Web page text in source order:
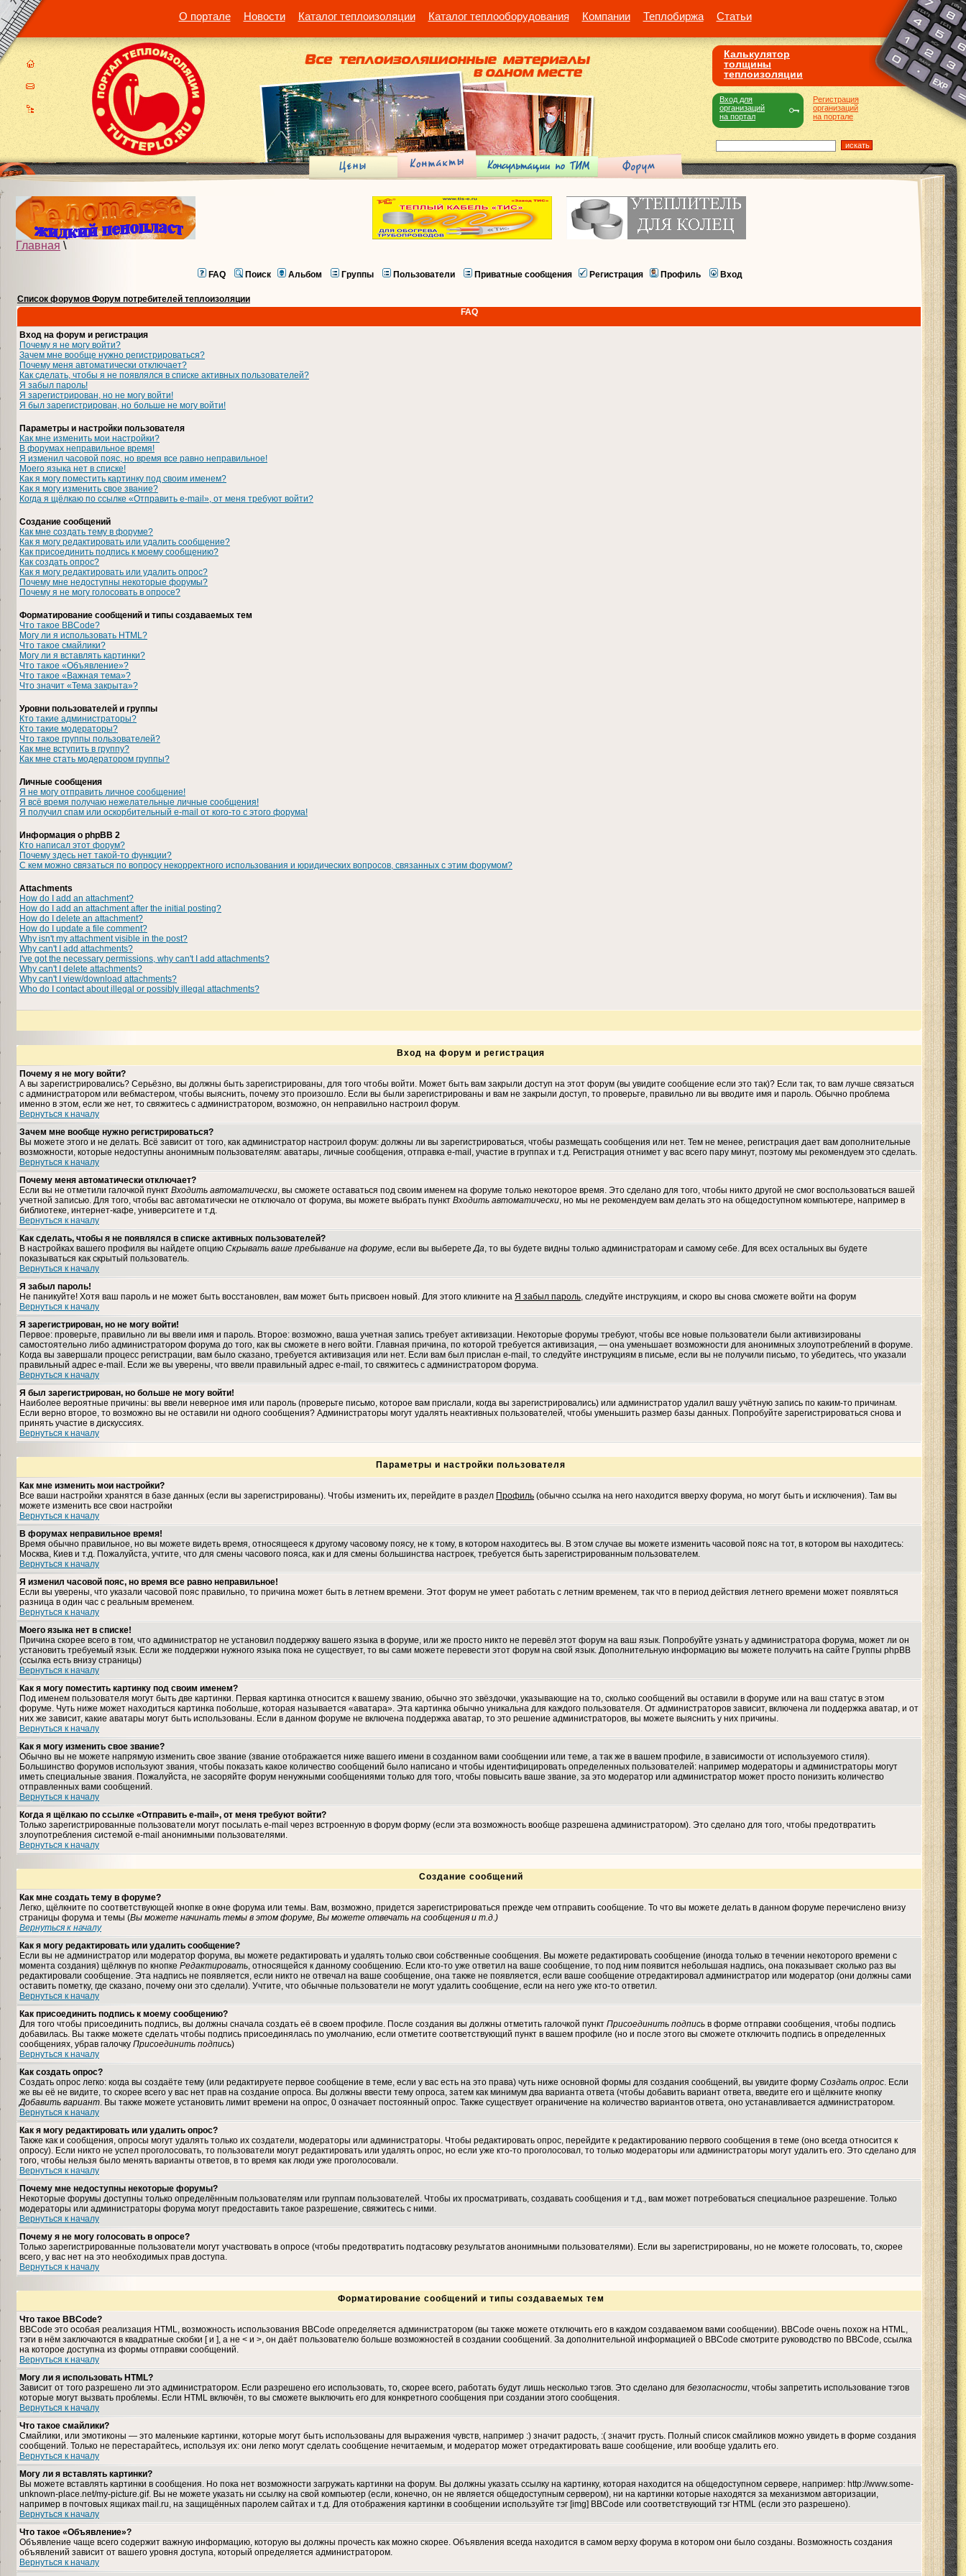
О портале Новости Каталог теплоизоляции Каталог теплооборудования Компании Теплобиржа Статьи
Калькулятор
толщины
теплоизоляции
Регистрация
организаций
на портале
Вход для
организаций
на портал
Главная \
FAQ Поиск Альбом Группы Пользователи Приватные сообщения Регистрация Профиль Вход
Список форумов Форум потребителей теплоизоляции
FAQ
Вход на форум и регистрация
Почему я не могу войти?
Зачем мне вообще нужно регистрироваться?
Почему меня автоматически отключает?
Как сделать, чтобы я не появлялся в списке активных пользователей?
Я забыл пароль!
Я зарегистрирован, но не могу войти!
Я был зарегистрирован, но больше не могу войти!
Параметры и настройки пользователя
Как мне изменить мои настройки?
В форумах неправильное время!
Я изменил часовой пояс, но время все равно неправильное!
Моего языка нет в списке!
Как я могу поместить картинку под своим именем?
Как я могу изменить свое звание?
Когда я щёлкаю по ссылке «Отправить e-mail», от меня требуют войти?
Создание сообщений
Как мне создать тему в форуме?
Как я могу редактировать или удалить сообщение?
Как присоединить подпись к моему сообщению?
Как создать опрос?
Как я могу редактировать или удалить опрос?
Почему мне недоступны некоторые форумы?
Почему я не могу голосовать в опросе?
Форматирование сообщений и типы создаваемых тем
Что такое BBCode?
Могу ли я использовать HTML?
Что такое смайлики?
Могу ли я вставлять картинки?
Что такое «Объявление»?
Что такое «Важная тема»?
Что значит «Тема закрыта»?
Уровни пользователей и группы
Кто такие администраторы?
Кто такие модераторы?
Что такое группы пользователей?
Как мне вступить в группу?
Как мне стать модератором группы?
Личные сообщения
Я не могу отправить личное сообщение!
Я всё время получаю нежелательные личные сообщения!
Я получил спам или оскорбительный e-mail от кого-то с этого форума!
Информация о phpBB 2
Кто написал этот форум?
Почему здесь нет такой-то функции?
С кем можно связаться по вопросу некорректного использования и юридических вопросов, связанных с этим форумом?
Attachments
How do I add an attachment?
How do I add an attachment after the initial posting?
How do I delete an attachment?
How do I update a file comment?
Why isn't my attachment visible in the post?
Why can't I add attachments?
I've got the necessary permissions, why can't I add attachments?
Why can't I delete attachments?
Why can't I view/download attachments?
Who do I contact about illegal or possibly illegal attachments?
Вход на форум и регистрация
Почему я не могу войти?
А вы зарегистрировались? Серьёзно, вы должны быть зарегистрированы, для того чтобы войти. Может быть вам закрыли доступ на этот форум (вы увидите сообщение если это так)? Если так, то вам лучше связаться
с администратором или вебмастером, чтобы выяснить, почему это произошло. Если вы были зарегистрированы и вам не закрыли доступ, то проверьте, правильно ли вы вводите имя и пароль. Обычно проблема
именно в этом, если же нет, то свяжитесь с администратором, возможно, он неправильно настроил форум.
Вернуться к началу
Зачем мне вообще нужно регистрироваться?
Вы можете этого и не делать. Всё зависит от того, как администратор настроил форум: должны ли вы зарегистрироваться, чтобы размещать сообщения или нет. Тем не менее, регистрация дает вам дополнительные
возможности, которые недоступны анонимным пользователям: аватары, личные сообщения, отправка e-mail, участие в группах и т.д. Регистрация отнимет у вас всего пару минут, поэтому мы рекомендуем это сделать.
Вернуться к началу
Почему меня автоматически отключает?
Если вы не отметили галочкой пункт Входить автоматически, вы сможете оставаться под своим именем на форуме только некоторое время. Это сделано для того, чтобы никто другой не смог воспользоваться вашей
учетной записью. Для того, чтобы вас автоматически не отключало от форума, вы можете выбрать пункт Входить автоматически, но мы не рекомендуем вам делать это на общедоступном компьютере, например в
библиотеке, интернет-кафе, университете и т.д.
Вернуться к началу
Как сделать, чтобы я не появлялся в списке активных пользователей?
В настройках вашего профиля вы найдете опцию Скрывать ваше пребывание на форуме, если вы выберетеДа, то вы будете видны только администраторам и самому себе. Для всех остальных вы будете
показываться как скрытый пользователь.
Вернуться к началу
Я забыл пароль!
Не паникуйте! Хотя ваш пароль и не может быть восстановлен, вам может быть присвоен новый. Для этого кликните на Я забыл пароль, следуйте инструкциям, и скоро вы снова сможете войти на форум
Вернуться к началу
Я зарегистрирован, но не могу войти!
Первое: проверьте, правильно ли вы ввели имя и пароль. Второе: возможно, ваша учетная запись требует активизации. Некоторые форумы требуют, чтобы все новые пользователи были активизированы
самостоятельно либо администратором форума до того, как вы сможете в него войти. Главная причина, по которой требуется активизация, — она уменьшает возможности для анонимных злоупотреблений в форуме.
Когда вы завершали процесс регистрации, вам было сказано, требуется активизация или нет. Если вам был прислан e-mail, то следуйте инструкциям в письме, если вы не получили письмо, то убедитесь, что указали
правильный адрес e-mail. Если же вы уверены, что ввели правильный адрес e-mail, то свяжитесь с администратором форума.
Вернуться к началу
Я был зарегистрирован, но больше не могу войти!
Наиболее вероятные причины: вы ввели неверное имя или пароль (проверьте письмо, которое вам прислали, когда вы зарегистрировались) или администратор удалил вашу учётную запись по каким-то причинам.
Если верно второе, то возможно вы не оставили ни одного сообщения? Администраторы могут удалять неактивных пользователей, чтобы уменьшить размер базы данных. Попробуйте зарегистрироваться снова и
принять участие в дискуссиях.
Вернуться к началу
Параметры и настройки пользователя
Как мне изменить мои настройки?
Все ваши настройки хранятся в базе данных (если вы зарегистрированы). Чтобы изменить их, перейдите в раздел Профиль (обычно ссылка на него находится вверху форума, но могут быть и исключения). Там вы
можете изменить все свои настройки
Вернуться к началу
В форумах неправильное время!
Время обычно правильное, но вы можете видеть время, относящееся к другому часовому поясу, не к тому, в котором находитесь вы. В этом случае вы можете изменить часовой пояс на тот, в котором вы находитесь:
Москва, Киев и т.д. Пожалуйста, учтите, что для смены часового пояса, как и для смены большинства настроек, требуется быть зарегистрированным пользователем.
Вернуться к началу
Я изменил часовой пояс, но время все равно неправильное!
Если вы уверены, что указали часовой пояс правильно, то причина может быть в летнем времени. Этот форум не умеет работать с летним временем, так что в период действия летнего времени может появляться
разница в один час с реальным временем.
Вернуться к началу
Моего языка нет в списке!
Причина скорее всего в том, что администратор не установил поддержку вашего языка в форуме, или же просто никто не перевёл этот форум на ваш язык. Попробуйте узнать у администратора форума, может ли он
установить требуемый язык. Если же поддержки нужного языка пока не существует, то вы сами можете перевести этот форум на свой язык. Дополнительную информацию вы можете получить на сайте Группы phpBB
(ссылка есть внизу страницы)
Вернуться к началу
Как я могу поместить картинку под своим именем?
Под именем пользователя могут быть две картинки. Первая картинка относится к вашему званию, обычно это звёздочки, указывающие на то, сколько сообщений вы оставили в форуме или на ваш статус в этом
форуме. Чуть ниже может находиться картинка побольше, которая называется «аватара». Эта картинка обычно уникальна для каждого пользователя. От администраторов зависит, включена ли поддержка аватар, и от
них же зависит, какие аватары могут быть использованы. Если в данном форуме не включена поддержка аватар, то это решение администраторов, вы можете выяснить у них причины.
Вернуться к началу
Как я могу изменить свое звание?
Обычно вы не можете напрямую изменить свое звание (звание отображается ниже вашего имени в созданном вами сообщении или теме, а так же в вашем профиле, в зависимости от используемого стиля).
Большинство форумов используют звания, чтобы показать какое количество сообщений было написано и чтобы идентифицировать определенных пользователей: например модераторы и администраторы могут
иметь специальные звания. Пожалуйста, не засоряйте форум ненужными сообщениями только для того, чтобы повысить ваше звание, за это модератор или администратор может просто понизить количество
отправленных вами сообщений.
Вернуться к началу
Когда я щёлкаю по ссылке «Отправить e-mail», от меня требуют войти?
Только зарегистрированные пользователи могут посылать e-mail через встроенную в форум форму (если эта возможность вообще разрешена администратором). Это сделано для того, чтобы предотвратить
злоупотребления системой e-mail анонимными пользователями.
Вернуться к началу
Создание сообщений
Как мне создать тему в форуме?
Легко, щёлкните по соответствующей кнопке в окне форума или темы. Вам, возможно, придется зарегистрироваться прежде чем отправить сообщение. То что вы можете делать в данном форуме перечислено внизу
страницы форума и темы (Вы можете начинать темы в этом форуме, Вы можете отвечать на сообщения и т.д.)
Вернуться к началу
Как я могу редактировать или удалить сообщение?
Если вы не администратор или модератор форума, вы можете редактировать и удалять только свои собственные сообщения. Вы можете редактировать сообщение (иногда только в течении некоторого времени с
момента создания) щёлкнув по кнопке Редактировать, относящейся к данному сообщению. Если кто-то уже ответил на ваше сообщение, то под ним появится небольшая надпись, она показывает сколько раз вы
редактировали сообщение. Эта надпись не появляется, если никто не отвечал на ваше сообщение, она также не появляется, если ваше сообщение отредактировал администратор или модератор (они должны сами
оставить пометку, где сказано, почему они это сделали). Учтите, что обычные пользователи не могут удалить сообщение, если на него уже кто-то ответил.
Вернуться к началу
Как присоединить подпись к моему сообщению?
Для того чтобы присоединить подпись, вы должны сначала создать её в своем профиле. После создания вы должны отметить галочкой пункт Присоединить подпись в форме отправки сообщения, чтобы подпись
добавилась. Вы также можете сделать чтобы подпись присоединялась по умолчанию, если отметите соответствующий пункт в вашем профиле (но и после этого вы сможете отключить подпись в определенных
сообщениях, убрав галочку Присоединить подпись)
Вернуться к началу
Как создать опрос?
Создать опрос легко: когда вы создаёте тему (или редактируете первое сообщение в теме, если у вас есть на это права) чуть ниже основной формы для создания сообщений, вы увидите форму Создать опрос. Если
же вы её не видите, то скорее всего у вас нет прав на создание опроса. Вы должны ввести тему опроса, затем как минимум два варианта ответа (чтобы добавить вариант ответа, введите его и щёлкните кнопку
Добавить вариант. Вы также можете установить лимит времени на опрос, 0 означает постоянный опрос. Также существует ограничение на количество вариантов ответа, оно устанавливается администратором.
Вернуться к началу
Как я могу редактировать или удалить опрос?
Также как и сообщения, опросы могут удалять только их создатели, модераторы или администраторы. Чтобы редактировать опрос, перейдите к редактированию первого сообщения в теме (оно всегда относится к
опросу). Если никто не успел проголосовать, то пользователи могут редактировать или удалять опрос, но если уже кто-то проголосовал, то только модераторы или администраторы могут удалить его. Это сделано для
того, чтобы нельзя было менять варианты ответов, в то время как люди уже проголосовали.
Вернуться к началу
Почему мне недоступны некоторые форумы?
Некоторые форумы доступны только определённым пользователям или группам пользователей. Чтобы их просматривать, создавать сообщения и т.д., вам может потребоваться специальное разрешение. Только
модераторы или администраторы форума могут предоставить такое разрешение, свяжитесь с ними.
Вернуться к началу
Почему я не могу голосовать в опросе?
Только зарегистрированные пользователи могут участвовать в опросе (чтобы предотвратить подтасовку результатов анонимными пользователями). Если вы зарегистрированы, но не можете голосовать, то, скорее
всего, у вас нет на это необходимых прав доступа.
Вернуться к началу
Форматирование сообщений и типы создаваемых тем
Что такое BBCode?
BBCode это особая реализация HTML, возможность использования BBCode определяется администратором (вы также можете отключить его в каждом создаваемом вами сообщении). BBCode очень похож на HTML,
тэги в нём заключаются в квадратные скобки [ и ], а не < и >, он даёт пользователю больше возможностей в создании сообщений. За дополнительной информацией о BBCode смотрите руководство по BBCode, ссылка
на которое доступна из формы отправки сообщений.
Вернуться к началу
Могу ли я использовать HTML?
Зависит от того разрешено ли это администратором. Если разрешено его использовать, то, скорее всего, работать будут лишь несколько тэгов. Это сделано для безопасности, чтобы запретить использование тэгов
которые могут вызвать проблемы. Если HTML включён, то вы сможете выключить его для конкретного сообщения при создании этого сообщения.
Вернуться к началу
Что такое смайлики?
Смайлики, или эмотиконы — это маленькие картинки, которые могут быть использованы для выражения чувств, например :) значит радость, :( значит грусть. Полный список смайликов можно увидеть в форме создания
сообщений. Только не перестарайтесь, используя их: они легко могут сделать сообщение нечитаемым, и модератор может отредактировать ваше сообщение, или вообще удалить его.
Вернуться к началу
Могу ли я вставлять картинки?
Вы можете вставлять картинки в сообщения. Но пока нет возможности загружать картинки на форум. Вы должны указать ссылку на картинку, которая находится на общедоступном сервере, например: http://www.some-
unknown-place.net/my-picture.gif. Вы не можете указать ни ссылку на свой компьютер (если, конечно, он не является общедоступным сервером), ни на картинки которые находятся за механизмом авторизации,
например в почтовых ящиках mail.ru, на защищённых паролем сайтах и т.д. Для отображения картинки в сообщении используйте тэг [img] BBCode или соответствующий тэг HTML (если это разрешено).
Вернуться к началу
Что такое «Объявление»?
Объявление чаще всего содержит важную информацию, которую вы должны прочесть как можно скорее. Объявления всегда находится в самом верху форума в котором они было созданы. Возможность создания
объявлений зависит от вашего уровня доступа, который определяется администратором.
Вернуться к началу